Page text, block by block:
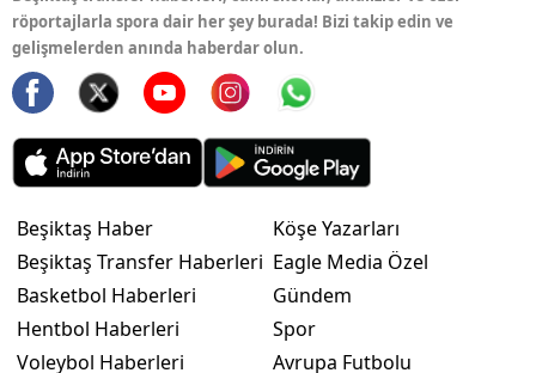
röportajlarla spora dair her şey burada! Bizi takip edin ve
gelişmelerden anında haberdar olun.
Beşiktaş Haber
Beşiktaş Transfer Haberleri
Basketbol Haberleri
Hentbol Haberleri
Voleybol Haberleri
Köşe Yazarları
Eagle Media Özel
Gündem
Spor
Avrupa Futbolu